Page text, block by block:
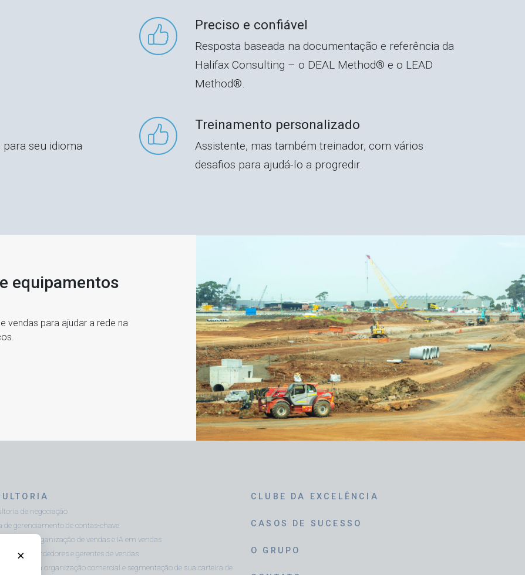
Preciso e confiável
Resposta baseada na documentação e referência da
Halifax Consulting – o DEAL Method® e o LEAD
Method®.
seu idioma
Treinamento personalizado
Assistente, mas também treinador, com vários
desafios para ajudá-lo a progredir.
equipamentos
vendas para ajudar a rede na
de negociação
de gerenciamento de contas-chave
em organização de vendas e IA em vendas
de vendedores e gerentes de vendas
de sua organização comercial e segmentação de sua carteira de
CLUBE DA EXCELÊNCIA
CASOS DE SUCESSO
O GRUPO
×